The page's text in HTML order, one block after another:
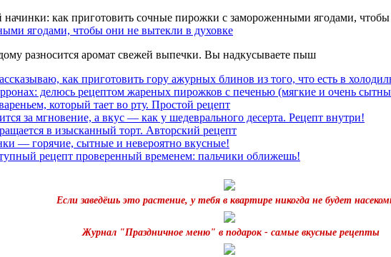
ягодами, чтобы они не вытекли в духовке
разносится аромат свежей выпечки. Вы надкусываете пыш
как приготовить гору ажурных блинов из того, что есть в
делюсь рецептом жареных пирожков с печенью (мягкие и очень
который тает во рту. Простой рецепт
за мгновение, а вкус — как у шедеврального десерта. Рецепт внутри!
в изысканный торт. Авторский рецепт
— горячие, сытные и невероятно вкусные!
рецепт проверенный временем: пальчики оближешь!
Если заведёшь это растение, у тебя в квартире никогда не будет
Журнал "Праздничное меню" в подарок - самые вкусные рецепты